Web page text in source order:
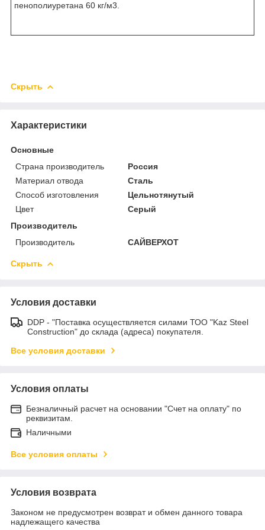
пенополиуретана 60 кг/м3.
Скрыть
Характеристики
Основные
Страна производитель
Россия
Материал отвода
Сталь
Способ изготовления
Цельнотянутый
Цвет
Серый
Производитель
Производитель
САЙВЕРХОТ
Скрыть
Условия доставки
DDP - "Поставка осуществляется силами ТОО "Kaz Steel
Construction" до склада (адреса) покупателя.
Все условия доставки
Условия оплаты
Безналичный расчет на основании "Счет на оплату" по
реквизитам.
Наличными
Все условия оплаты
Условия возврата
Законом не предусмотрен возврат и обмен данного товара
надлежащего качества